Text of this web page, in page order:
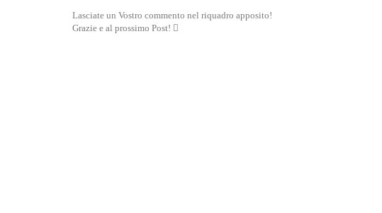
Lasciate un Vostro commento nel riquadro apposito!
Grazie e al prossimo Post! 